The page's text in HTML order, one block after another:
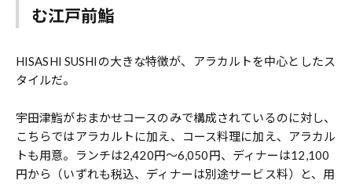
む江戸前鮨
HISASHI SUSHIの大きな特徴が、アラカルトを中心としたス
タイルだ。
宇田津鮨がおまかせコースのみで構成されているのに対し、
こちらではアラカルトに加え、コース料理に加え、アラカル
トも用意。ランチは2,420円〜6,050円、ディナーは12,100
円から（いずれも税込、ディナーは別途サービス料）と、用